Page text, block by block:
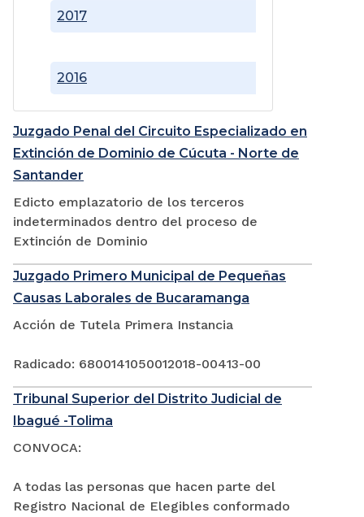
2016
2017
Juzgado Penal del Circuito Especializado en
Extinción de Dominio de Cúcuta - Norte de
Santander
Edicto emplazatorio de los terceros
indeterminados dentro del proceso de
Extinción de Dominio
Juzgado Primero Municipal de Pequeñas
Causas Laborales de Bucaramanga
Acción de Tutela Primera Instancia
Radicado: 6800141050012018-00413-00
Tribunal Superior del Distrito Judicial de
Ibagué -Tolima
CONVOCA:
A todas las personas que hacen parte del
Registro Nacional de Elegibles conformado